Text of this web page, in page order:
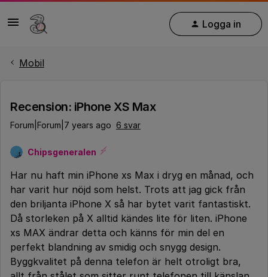
Logga in
Mobil
Recension: iPhone XS Max
Forum|Forum|7 years ago 6 svar
Chipsgeneralen
Har nu haft min iPhone xs Max i dryg en månad, och
har varit hur nöjd som helst. Trots att jag gick från
den briljanta iPhone X så har bytet varit fantastiskt.
Då storleken på X alltid kändes lite för liten. iPhone
xs MAX ändrar detta och känns för min del en
perfekt blandning av smidig och snygg design.
Byggkvalitet på denna telefon är helt otroligt bra,